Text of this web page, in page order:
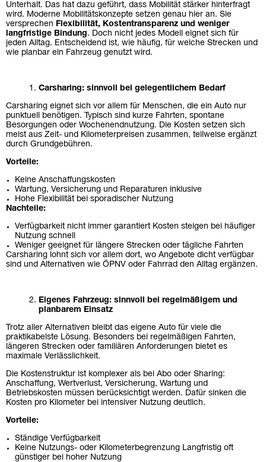
Unterhalt. Das hat dazu geführt, dass Mobilität stärker hinterfragt
wird. Moderne Mobilitätskonzepte setzen genau hier an. Sie
versprechen
Flexibilität, Kostentransparenz und weniger
langfristige Bindung. Doch nicht jedes Modell eignet sich für
jeden Alltag. Entscheidend ist, wie häufig, für welche Strecken und
wie planbar ein Fahrzeug genutzt wird.
Carsharing: sinnvoll bei gelegentlichem Bedarf
Carsharing eignet sich vor allem für Menschen, die ein Auto nur
punktuell benötigen. Typisch sind kurze Fahrten, spontane
Besorgungen oder Wochenendnutzung. Die Kosten setzen sich
meist aus Zeit- und Kilometerpreisen zusammen, teilweise ergänzt
durch Grundgebühren.
Vorteile:
Keine Anschaffungskosten
Wartung, Versicherung und Reparaturen inklusive
Hohe Flexibilität bei sporadischer Nutzung
Nachteile:
Verfügbarkeit nicht immer garantiert Kosten steigen bei häufiger
Nutzung schnell
Weniger geeignet für längere Strecken oder tägliche Fahrten
Carsharing lohnt sich vor allem dort, wo Angebote dicht verfügbar
sind und Alternativen wie ÖPNV oder Fahrrad den Alltag ergänzen.
Eigenes Fahrzeug: sinnvoll bei regelmäßigem und
planbarem Einsatz
Trotz aller Alternativen bleibt das eigene Auto für viele die
praktikabelste Lösung. Besonders bei regelmäßigen Fahrten,
längeren Strecken oder familiären Anforderungen bietet es
maximale Verlässlichkeit.
Die Kostenstruktur ist komplexer als bei Abo oder Sharing:
Anschaffung, Wertverlust, Versicherung, Wartung und
Betriebskosten müssen berücksichtigt werden. Dafür sinken die
Kosten pro Kilometer bei intensiver Nutzung deutlich.
Vorteile:
Ständige Verfügbarkeit
Keine Nutzungs- oder Kilometerbegrenzung Langfristig oft
günstiger bei hoher Nutzung